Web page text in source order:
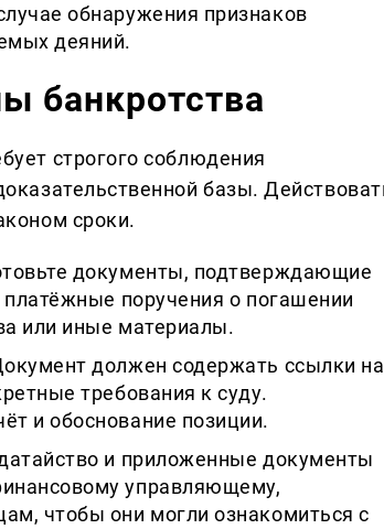
обнаружения признаков
деяний.
банкротства
строгого соблюдения
базы.
сроки.
документы, подтверждающие
поручения о погашении
или иные материалы.
должен содержать ссылки на
требования к суду.
и обоснование позиции.
и приложенные документы
управляющему,
чтобы они могли ознакомиться с